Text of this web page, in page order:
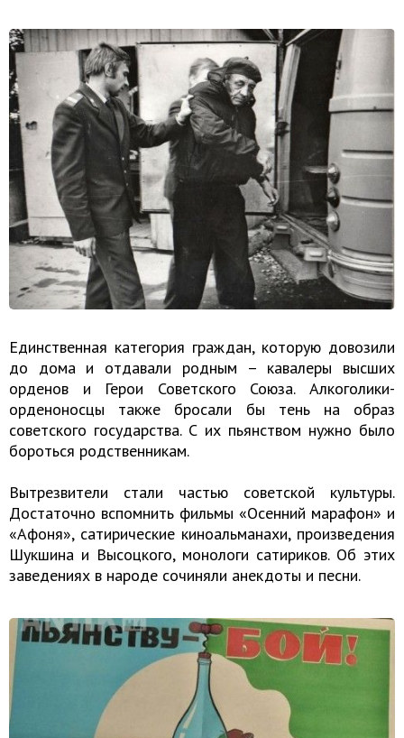
Единственная категория граждан, которую довозили
до дома и отдавали родным – кавалеры высших
орденов и Герои Советского Союза. Алкоголики-
орденоносцы также бросали бы тень на образ
советского государства. С их пьянством нужно было
бороться родственникам.
Вытрезвители стали частью советской культуры.
Достаточно вспомнить фильмы «Осенний марафон» и
«Афоня», сатирические киноальманахи, произведения
Шукшина и Высоцкого, монологи сатириков. Об этих
заведениях в народе сочиняли анекдоты и песни.